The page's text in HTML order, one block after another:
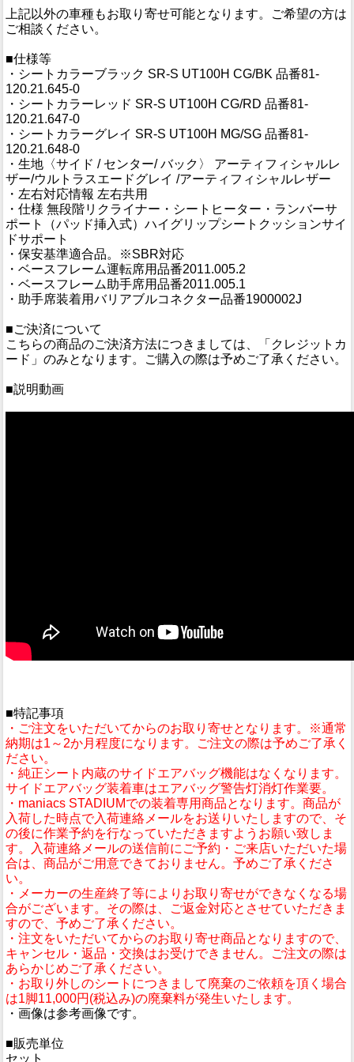
上記以外の車種もお取り寄せ可能となります。ご希望の方は
ご相談ください。
■仕様等
・シートカラーブラック SR-S UT100H CG/BK 品番81-
120.21.645-0
・シートカラーレッド SR-S UT100H CG/RD 品番81-
120.21.647-0
・シートカラーグレイ SR-S UT100H MG/SG 品番81-
120.21.648-0
・生地〈サイド / センター/ バック〉 アーティフィシャルレ
ザー/ウルトラスエードグレイ /アーティフィシャルレザー
・左右対応情報 左右共用
・仕様 無段階リクライナー・シートヒーター・ランバーサ
ポート（パッド挿入式）ハイグリップシートクッションサイ
ドサポート
・保安基準適合品。※SBR対応
・ベースフレーム運転席用品番2011.005.2
・ベースフレーム助手席用品番2011.005.1
・助手席装着用バリアブルコネクター品番1900002J
■ご決済について
こちらの商品のご決済方法につきましては、「クレジットカ
ード」のみとなります。ご購入の際は予めご了承ください。
■説明動画
■特記事項
・ご注文をいただいてからのお取り寄せとなります。※通常
納期は1～2か月程度になります。ご注文の際は予めご了承く
ださい。
・純正シート内蔵のサイドエアバッグ機能はなくなります。
サイドエアバッグ装着車はエアバッグ警告灯消灯作業要。
・maniacs STADIUMでの装着専用商品となります。商品が
入荷した時点で入荷連絡メールをお送りいたしますので、そ
の後に作業予約を行なっていただきますようお願い致しま
す。入荷連絡メールの送信前にご予約・ご来店いただいた場
合は、商品がご用意できておりません。予めご了承くださ
い。
・メーカーの生産終了等によりお取り寄せができなくなる場
合がございます。その際は、ご返金対応とさせていただきま
すので、予めご了承ください。
・注文をいただいてからのお取り寄せ商品となりますので、
キャンセル・返品・交換はお受けできません。ご注文の際は
あらかじめご了承ください。
・お取り外しのシートにつきまして廃棄のご依頼を頂く場合
は1脚11,000円(税込み)の廃棄料が発生いたします。
・画像は参考画像です。
■販売単位
セット